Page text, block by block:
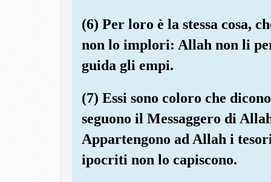
(6) Per loro è la stessa cosa,
non lo implori: Allah non li
guida gli empi.
(7) Essi sono coloro che
seguono il Messaggero di
Appartengono ad Allah i
ipocriti non lo capiscono.